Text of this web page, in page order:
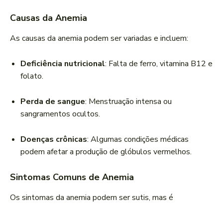
Causas da Anemia
As causas da anemia podem ser variadas e incluem:
Deficiência nutricional: Falta de ferro, vitamina B12 e
folato.
Perda de sangue: Menstruação intensa ou
sangramentos ocultos.
Doenças crônicas: Algumas condições médicas
podem afetar a produção de glóbulos vermelhos.
Sintomas Comuns de Anemia
Os sintomas da anemia podem ser sutis, mas é